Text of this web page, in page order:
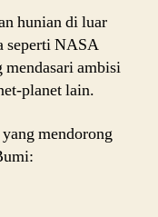
hunian di luar
seperti NASA
mendasari ambisi
planet lain.
mendorong